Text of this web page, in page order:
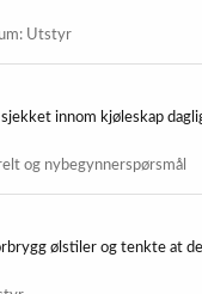
Utstyr
innom kjøleskap
og nybegynnerspørsmål
ølstiler og tenkte at